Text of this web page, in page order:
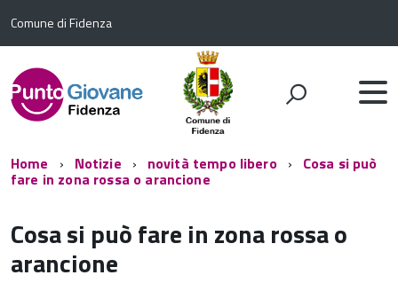
Comune di Fidenza
Home Notizie novità tempo libero Cosa si può
fare in zona rossa o arancione
Cosa si può fare in zona rossa o
arancione